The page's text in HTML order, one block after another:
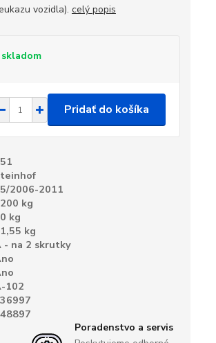
vozidla). celý popis
skladom
Pridať do košíka
2006-2011
kg
kg
kg
- na 2 skrutky
102
Poradenstvo a servis